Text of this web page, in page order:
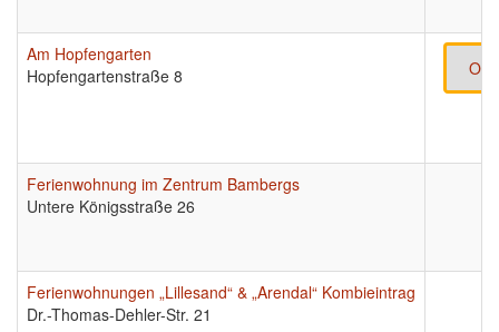
Am Hopfengarten
Hopfengartenstraße 8
Ferienwohnung im Zentrum Bambergs
Untere Königsstraße 26
Ferienwohnungen „Lillesand“ & „Arendal“ Kombieintrag
Dr.-Thomas-Dehler-Str. 21